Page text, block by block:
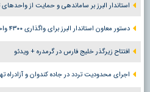
استاندار البرز بر ساماندهی و حمایت از
دستور معاون استاندار البرز برای واگذاری ۴۳۰۰ واحد مسکونی در اشتهارد
افتتاح زیرگذر خلیج فارس در گرمدره + ویدئو
اجرای محدودیت تردد در جاده کندوان و آزادراه تهران –